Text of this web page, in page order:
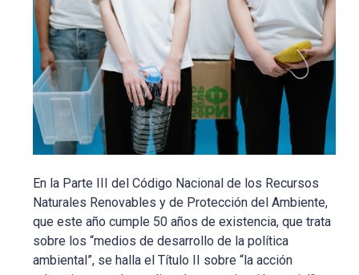
En la Parte III del Código Nacional de los Recursos
Naturales Renovables y de Protección del Ambiente,
que este año cumple 50 años de existencia, que trata
sobre los “medios de desarrollo de la política
ambiental”, se halla el Título II sobre “la acción